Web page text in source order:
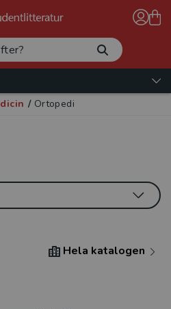
/ Ortopedi
Hela katalogen